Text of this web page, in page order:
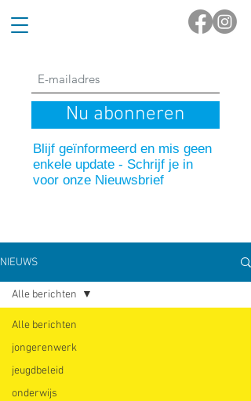
Nu abonneren
Blijf geïnformeerd en mis geen
enkele update - Schrijf je in
voor onze Nieuwsbrief
NIEUWS
Alle berichten
jongerenwerk
jeugdbeleid
onderwijs
Alle berichten